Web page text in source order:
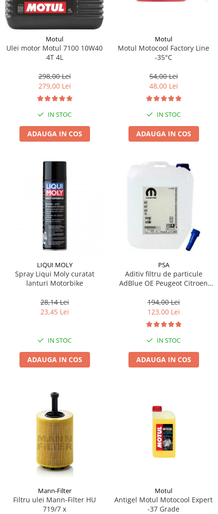
Motul
Ulei motor Motul 7100 10W40
4T 4L
298,00 Lei
279,00 Lei
IN STOC
ADAUGA IN COS
Motul
Motul Motocool Factory Line
-35°C
54,00 Lei
48,00 Lei
IN STOC
ADAUGA IN COS
LIQUI MOLY
Spray Liqui Moly curatat
lanturi Motorbike
28,14 Lei
23,45 Lei
IN STOC
ADAUGA IN COS
PSA
Aditiv filtru de particule
AdBlue OE Peugeot Citroen
194,00 Lei
123,00 Lei
IN STOC
ADAUGA IN COS
Mann-Filter
Filtru ulei Mann-Filter HU
719/7 x
Motul
Antigel Motul Motocool Expert
-37 Grade